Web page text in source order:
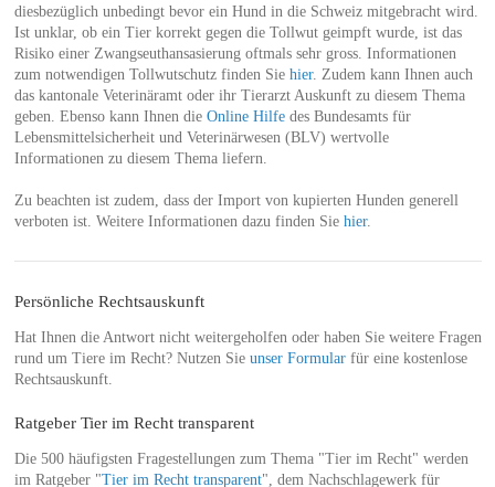
diesbezüglich unbedingt bevor ein Hund in die Schweiz mitgebracht wird.
Ist unklar, ob ein Tier korrekt gegen die Tollwut geimpft wurde, ist das
Risiko einer Zwangseuthansasierung oftmals sehr gross. Informationen
zum notwendigen Tollwutschutz finden Sie hier. Zudem kann Ihnen auch
das kantonale Veterinäramt oder ihr Tierarzt Auskunft zu diesem Thema
geben. Ebenso kann Ihnen die Online Hilfedes Bundesamts für
Lebensmittelsicherheit und Veterinärwesen (BLV) wertvolle
Informationen zu diesem Thema liefern.
Zu beachten ist zudem, dass der Import von kupierten Hunden generell
verboten ist. Weitere Informationen dazu finden Sie hier.
Persönliche Rechtsauskunft
Hat Ihnen die Antwort nicht weitergeholfen oder haben Sie weitere Fragen
rund um Tiere im Recht? Nutzen Sie unser Formularfür eine kostenlose
Rechtsauskunft.
Ratgeber Tier im Recht transparent
Die 500 häufigsten Fragestellungen zum Thema "Tier im Recht" werden
im Ratgeber "Tier im Recht transparent", dem Nachschlagewerk für